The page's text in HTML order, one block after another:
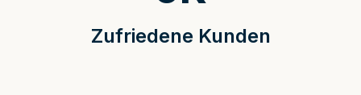
Zufriedene Kunden